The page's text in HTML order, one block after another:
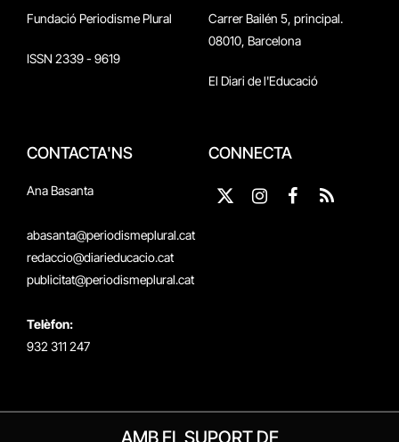
Fundació Periodisme Plural
ISSN 2339 - 9619
Carrer Bailén 5, principal.
08010, Barcelona
El Diari de l'Educació
CONTACTA'NS
Ana Basanta
abasanta@periodismeplural.cat
redaccio@diarieducacio.cat
publicitat@periodismeplural.cat
Telèfon:
932 311 247
CONNECTA
X
Instagram
Facebook
RSS
AMB EL SUPORT DE